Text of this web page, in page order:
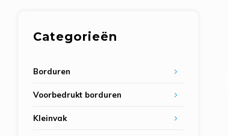
Categorieën
Borduren
Voorbedrukt borduren
Kleinvak